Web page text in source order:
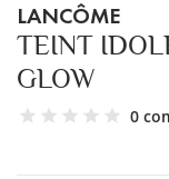
LANCÔME
TEINT
GLOW
0